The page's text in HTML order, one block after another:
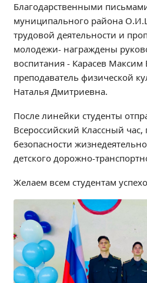
СВЕДЕНИЯ ОБ
Основные сведения
Структура и органы
организацией
Документы
Образование
Образовательные стандарты
Руководство
Педагогический состав
Материально-техническое
Доступная среда
Стипендии и меры
Платные образовательные
Финансово-хозяйственная
Вакантные места для
Международное
Благодарственными
муниципального района
трудовой деятельности и
молодежи- награждены
воспитания - Карасев
преподаватель физической
Наталья Дмитриевна.
После линейки студенты
Всероссийский Классный
безопасности
детского дорожно-
Желаем всем студентам